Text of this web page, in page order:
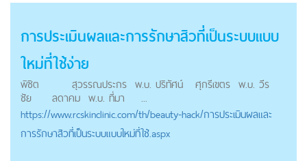
การประเมินผลและการรักษาสิวที่เป็นระบบแบบ
ใหม่ที่ใช้ง่าย
พิชิต สุวรรณประกร พ.บ. ปริทัศน์ ศุกรีเขตร พ.บ. วีร
ชัย ลดาคม พ.บ. ที่มา ...
https://www.rcskinclinic.com/th/beauty-hack/การประเมินผลและ
การรักษาสิวที่เป็นระบบแบบใหม่ที่ใช้.aspx